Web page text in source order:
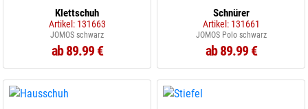
Klettschuh
Artikel: 131663
JOMOS schwarz
ab 89.99 €
Schnürer
Artikel: 131661
JOMOS Polo schwarz
ab 89.99 €